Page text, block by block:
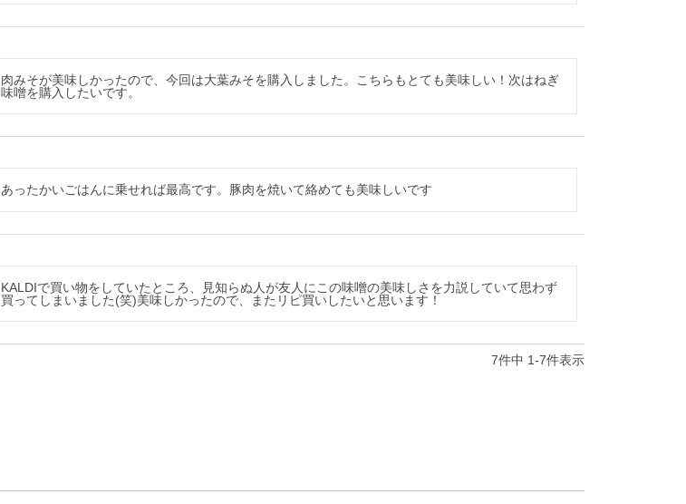
肉みそが美味しかったので、今回は大葉みそを購入しました。こちらもとても美味しい！次はねぎ
味噌を購入したいです。
あったかいごはんに乗せれば最高です。豚肉を焼いて絡めても美味しいです
KALDIで買い物をしていたところ、見知らぬ人が友人にこの味噌の美味しさを力説していて思わず
買ってしまいました(笑)美味しかったので、またリピ買いしたいと思います！
7件中 1-7件表示